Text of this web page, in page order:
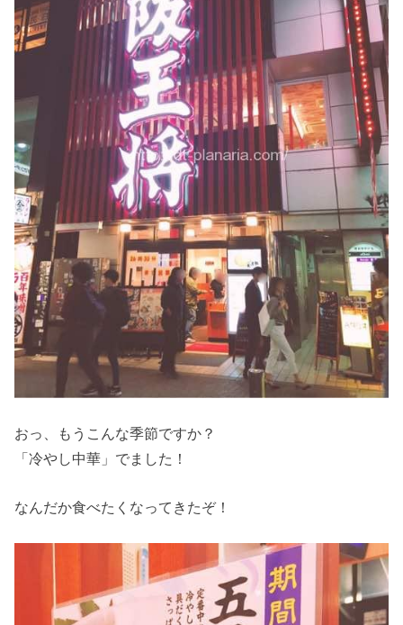
おっ、もうこんな季節ですか？
「冷やし中華」でました！
なんだか食べたくなってきたぞ！